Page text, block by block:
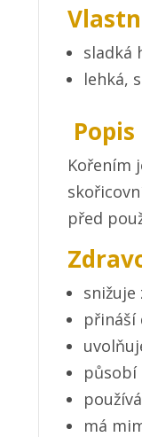
sladká
lehká,
Popis
Kořením
před
přináší
působí
má